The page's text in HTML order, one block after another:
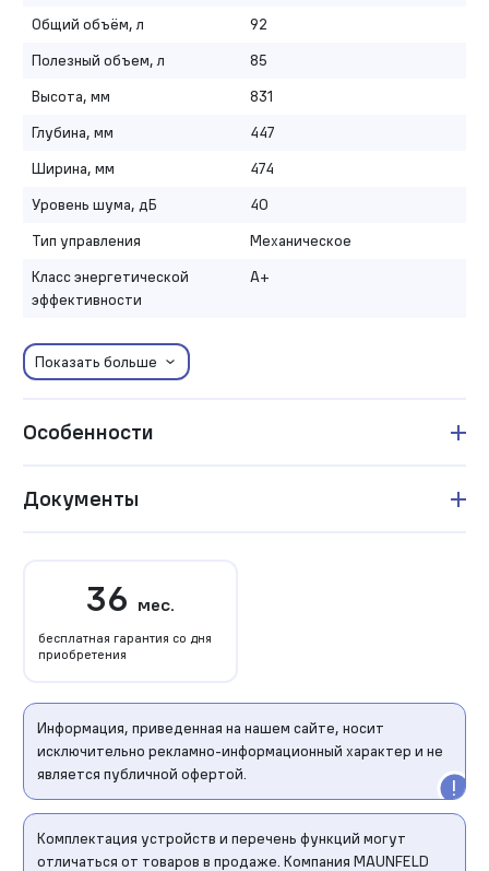
Общий объём, л
92
Полезный объем, л
85
Высота, мм
831
Глубина, мм
447
Ширина, мм
474
Уровень шума, дБ
40
Тип управления
Механическое
Класс энергетической
эффективности
A+
Показать больше
Особенности
Документы
36 мес.
бесплатная гарантия со дня
приобретения
Информация, приведенная на нашем сайте, носит
исключительно рекламно-информационный характер и не
является публичной офертой.
Комплектация устройств и перечень функций могут
отличаться от товаров в продаже. Компания MAUNFELD